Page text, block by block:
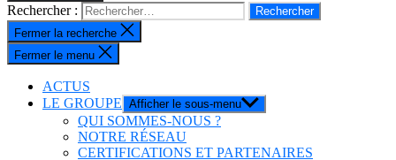
Rechercher :
Fermer la recherche
Fermer le menu
ACTUS
LE GROUPE Afficher le sous-menu
QUI SOMMES-NOUS ?
NOTRE RÉSEAU
CERTIFICATIONS ET PARTENAIRES